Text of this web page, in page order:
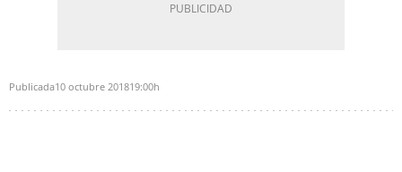
Publicada10 octubre 201819:00h